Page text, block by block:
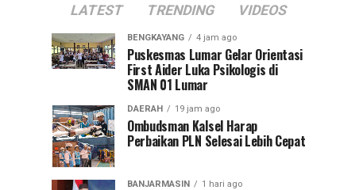
LATEST TRENDING VIDEOS
BENGKAYANG 4 jam ago
Puskesmas Lumar Gelar Orientasi
First Aider Luka Psikologis di
SMAN 01 Lumar
DAERAH 19 jam ago
Ombudsman Kalsel Harap
Perbaikan PLN Selesai Lebih Cepat
BANJARMASIN 1 hari ago